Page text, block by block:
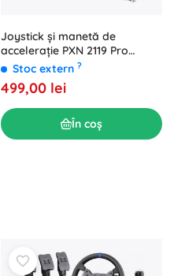
Joystick și manetă de
accelerație PXN 2119 Pro
pentru simulatoare de zbor
Stoc extern ?
499,00 lei
În coș